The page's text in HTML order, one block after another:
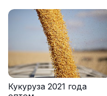
Кукуруза 2021 года